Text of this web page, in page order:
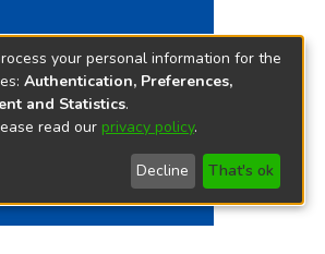
your personal information for the
Authentication, Preferences,
and Statistics.
read our privacy policy.
Decline That's ok